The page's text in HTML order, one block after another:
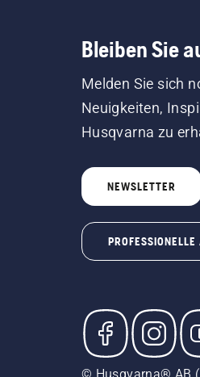
Bleiben Sie
Melden Sie sich
Neuigkeiten,
Husqvarna zu
NEWSLETTER
PROFESSIONELLE